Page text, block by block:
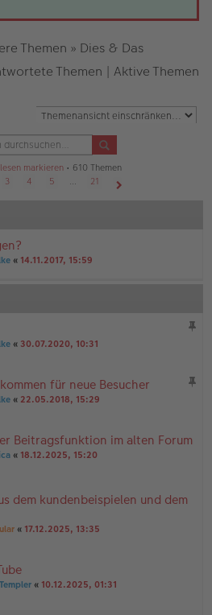
Themen » Dies & Das
Themen | Aktive Themen
markieren• 610 Themen
3 4 5 …
21
« 14.11.2017, 15:59
« 30.07.2020, 10:31
für neue Besucher
« 22.05.2018, 15:29
Beitragsfunktion im alten Forum
« 18.12.2025, 15:20
dem kundenbeispielen und dem
« 17.12.2025, 13:35
« 10.12.2025, 01:31